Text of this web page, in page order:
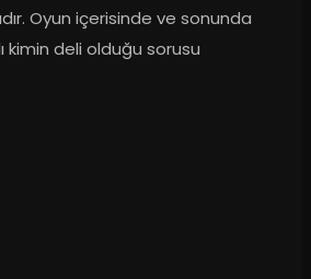
Oyun içerisinde ve sonunda
kimin deli olduğu sorusu